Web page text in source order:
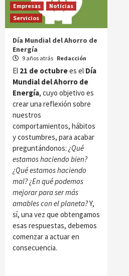
Empresas
Noticias
Servicios
Día Mundial del Ahorro de
Energía
9 años atrás Redacción
El 21 de octubrees el Día
Mundial del Ahorro de
Energía, cuyo objetivo es
crear una reflexión sobre
nuestros
comportamientos, hábitos
y costumbres, para acabar
preguntándonos: ¿Qué
estamos haciendo bien?
¿Qué estamos haciendo
mal? ¿En qué podemos
mejorar para ser más
amables con el planeta?Y,
sí, una vez que obtengamos
esas respuestas, debemos
comenzar a actuar en
consecuencia.